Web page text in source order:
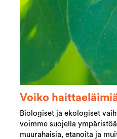
Voiko
Biologiset ja ekologiset
voimme suojella
muurahaisia, etanoita ja